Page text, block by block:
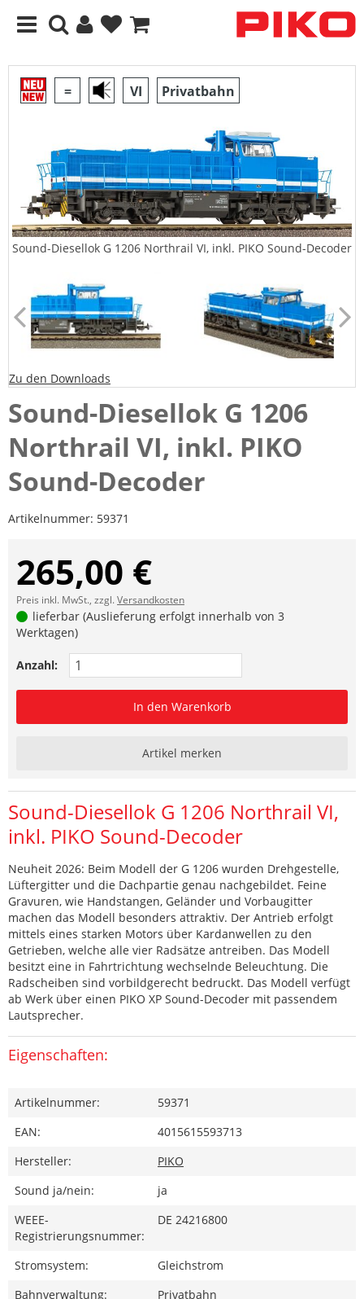
= VI Privatbahn
Sound-Diesellok G 1206 Northrail VI, inkl. PIKO Sound-Decoder
Zu den Downloads
Sound-Diesellok G 1206
Northrail VI, inkl. PIKO
Sound-Decoder
Artikelnummer: 59371
265,00 €
Preis inkl. MwSt., zzgl.Versandkosten
lieferbar (Auslieferung erfolgt innerhalb von 3
Werktagen)
Anzahl:
In den Warenkorb
Artikel merken
Sound-Diesellok G 1206 Northrail VI,
inkl. PIKO Sound-Decoder
Neuheit 2026: Beim Modell der G 1206 wurden Drehgestelle,
Lüftergitter und die Dachpartie genau nachgebildet. Feine
Gravuren, wie Handstangen, Geländer und Vorbaugitter
machen das Modell besonders attraktiv. Der Antrieb erfolgt
mittels eines starken Motors über Kardanwellen zu den
Getrieben, welche alle vier Radsätze antreiben. Das Modell
besitzt eine in Fahrtrichtung wechselnde Beleuchtung. Die
Radscheiben sind vorbildgerecht bedruckt. Das Modell verfügt
ab Werk über einen PIKO XP Sound-Decoder mit passendem
Lautsprecher.
Eigenschaften:
Artikelnummer:
59371
EAN:
4015615593713
Hersteller:
PIKO
Sound ja/nein:
ja
WEEE-
Registrierungsnummer:
DE 24216800
Stromsystem:
Gleichstrom
Bahnverwaltung:
Privatbahn